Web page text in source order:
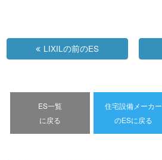
LIXILの前のES
ES一覧
に戻る
住宅設備メーカー
のESに戻る